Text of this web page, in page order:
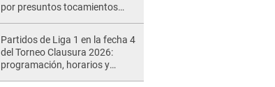
por presuntos tocamientos
Partidos de Liga 1 en la fecha 4
del Torneo Clausura 2026:
programación, horarios y